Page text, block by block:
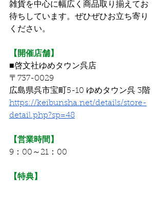
雑貨を中心に幅広く商品取り揃えてお
待ちしています。ぜひぜひお立ち寄り
ください。
【開催店舗】
■啓文社ゆめタウン呉店
〒737-0029
広島県呉市宝町5-10 ゆめタウン呉 3階
https://keibunsha.net/details/store-
detail.php?sp=48
【営業時間】
9：00～21：00
【特典】